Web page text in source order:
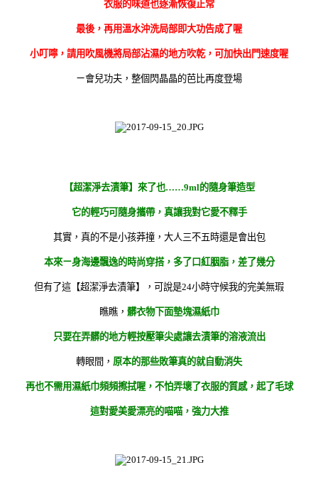
衣服的味道也逐漸恢復正常
最後，再用溫水沖洗局部即大功告成了喔
小叮嚀，請用吹風機將局部沾濕的地方吹乾，可加快出門速度喔
ㄧ會兒功夫，整個閃晶晶的芭比再度登場
【超潔淨去漬筆】來了也……9ml的隨身筆造型
它的輕巧可隨身攜帶，真讓我對它愛不釋手
其實，真的不是小孩莽撞，大人三不五時還是會出包
本來ㄧ身海邊飄逸的時尚穿搭，多了口紅胭脂，差了幾分
但有了這【超潔淨去漬筆】，可說是24小時守候我的完美無瑕
瞧瞧， 髒衣物下面墊塊濕紙巾
只要在弄髒的地方輕按壓筆尖處讓去漬筆的溶液流出
轉眼間， 原本的那些敗筆真的就自動消失
再也不需用濕紙巾頻頻擦拭喔，不怕弄壞了衣服的質感，起了毛球
這對愛美愛漂亮的喵喵，強力大推